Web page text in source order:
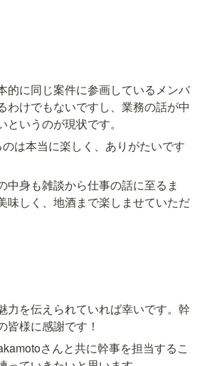
的に同じ案件に参画しているメンバ
わけでもないですし、業務の話が中
いうのが現状です。
は本当に楽しく、ありがたいです
身も雑談から仕事の話に至るま
味しく、地酒まで楽しませていただ
力を伝えられていれば幸いです。幹
様に感謝です！
さんと共に幹事を担当するこ